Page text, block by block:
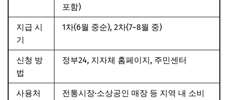
포함)
지급 시
기
1차(6월 중순), 2차(7~8월 중)
신청 방
법
정부24, 지자체 홈페이지, 주민센터
사용처
전통시장·소상공인 매장 등 지역 내 소비